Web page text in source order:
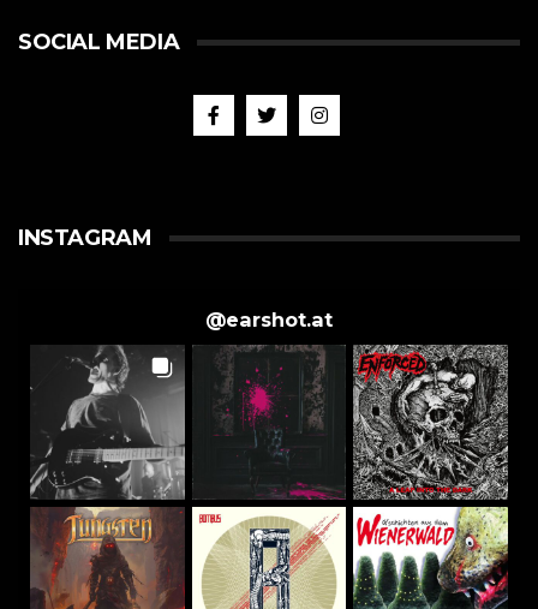
SOCIAL MEDIA
INSTAGRAM
@earshot.at